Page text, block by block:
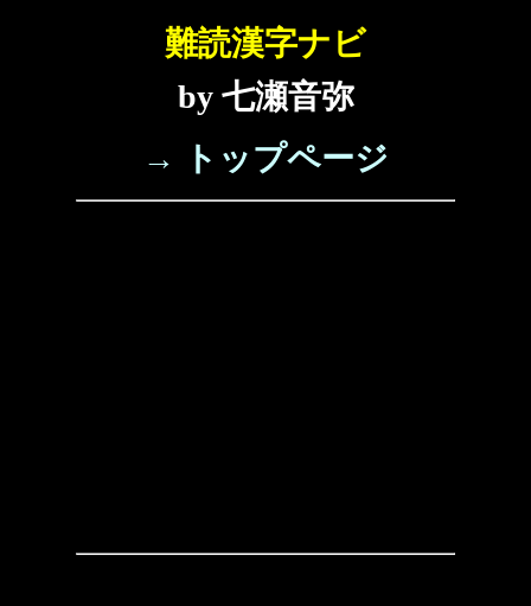
難読漢字ナビ
by 七瀬音弥
→ トップページ